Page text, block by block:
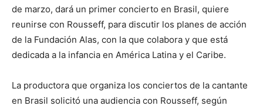
de marzo, dará un primer concierto en Brasil, quiere
reunirse con Rousseff, para discutir los planes de acción
de la Fundación Alas, con la que colabora y que está
dedicada a la infancia en América Latina y el Caribe.
La productora que organiza los conciertos de la cantante
en Brasil solicitó una audiencia con Rousseff, según